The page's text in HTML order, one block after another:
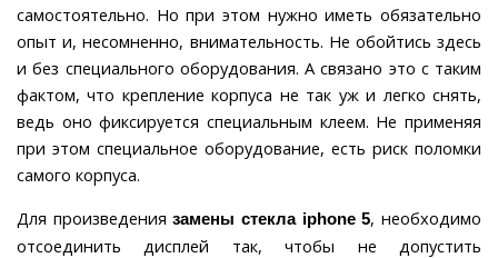
самостоятельно. Но при этом нужно иметь обязательно
опыт и, несомненно, внимательность. Не обойтись здесь
и без специального оборудования. А связано это с таким
фактом, что крепление корпуса не так уж и легко снять,
ведь оно фиксируется специальным клеем. Не применяя
при этом специальное оборудование, есть риск поломки
самого корпуса.
Для произведениязамены стекла iphone 5, необходимо
отсоединить дисплей так, чтобы не допустить